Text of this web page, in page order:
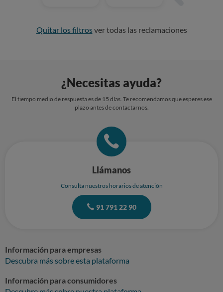
Quitar los filtrosver todas las reclamaciones
¿Necesitas ayuda?
El tiempo medio de respuesta es de 15 días. Te recomendamos que esperes ese
plazo antes de contactarnos.
Llámanos
Consulta nuestros horarios de atención
91 791 22 90
Información para empresas
Descubra más sobre esta plataforma
Información para consumidores